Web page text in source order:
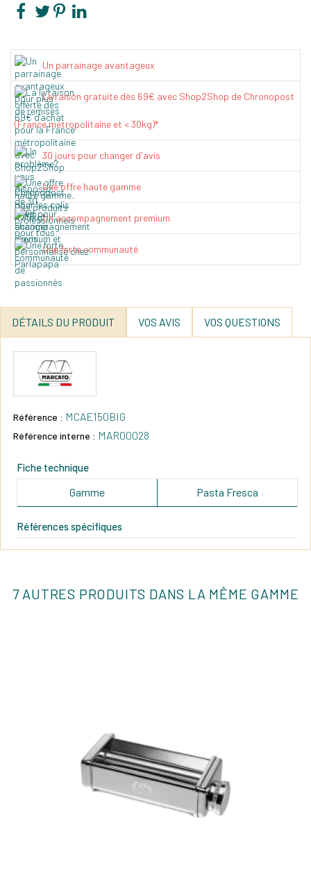
Un parrainage avantageux
Livraison gratuite dès 69€ avec Shop2Shop de Chronopost
(France métropolitaine et < 30kg)*
30 jours pour changer d'avis
Une offre haute gamme
Un accompagnement premium
Une forte communauté
DÉTAILS DU PRODUIT VOS AVIS VOS QUESTIONS
Référence : MCAE150BIG
Référence interne : MAR00028
Fiche technique
Gamme Pasta Fresca
Références spécifiques
7 AUTRES PRODUITS DANS LA MÊME GAMME